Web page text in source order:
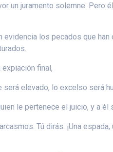
un juramento solemne. Pero
los pecados que
final,
será elevado, lo excelso será
le pertenece el juicio, y a él
Tú dirás: ¡Una